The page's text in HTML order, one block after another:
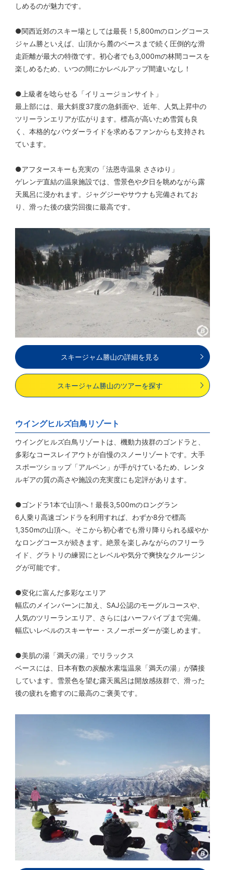
しめるのが魅力です。
●関西近郊のスキー場としては最長！5,800mのロングコース
ジャム勝といえば、山頂から麓のベースまで続く圧倒的な滑
走距離が最大の特徴です。初心者でも3,000mの林間コースを
楽しめるため、いつの間にかレベルアップ間違いなし！
●上級者を唸らせる「イリュージョンサイト」
最上部には、最大斜度37度の急斜面や、近年、人気上昇中の
ツリーランエリアが広がります。標高が高いため雪質も良
く、本格的なパウダーライドを求めるファンからも支持され
ています。
●アフタースキーも充実の「法恩寺温泉 ささゆり」
ゲレンデ直結の温泉施設では、雪景色や夕日を眺めながら露
天風呂に浸かれます。ジャグジーやサウナも完備されてお
り、滑った後の疲労回復に最高です。
スキージャム勝山の詳細を見る
スキージャム勝山のツアーを探す
ウイングヒルズ白鳥リゾート
ウイングヒルズ白鳥リゾートは、機動力抜群のゴンドラと、
多彩なコースレイアウトが自慢のスノーリゾートです。大手
スポーツショップ「アルペン」が手がけているため、レンタ
ルギアの質の高さや施設の充実度にも定評があります。
●ゴンドラ1本で山頂へ！最長3,500mのロングラン
6人乗り高速ゴンドラを利用すれば、わずか8分で標高
1,350mの山頂へ。そこから初心者でも滑り降りられる緩やか
なロングコースが続きます。絶景を楽しみながらのフリーラ
イド、グラトリの練習にとレベルや気分で爽快なクルージン
グが可能です。
●変化に富んだ多彩なエリア
幅広のメインバーンに加え、SAJ公認のモーグルコースや、
人気のツリーランエリア、さらにはハーフパイプまで完備。
幅広いレベルのスキーヤー・スノーボーダーが楽しめます。
●美肌の湯「満天の湯」でリラックス
ベースには、日本有数の炭酸水素塩温泉「満天の湯」が隣接
しています。雪景色を望む露天風呂は開放感抜群で、滑った
後の疲れを癒すのに最高のご褒美です。